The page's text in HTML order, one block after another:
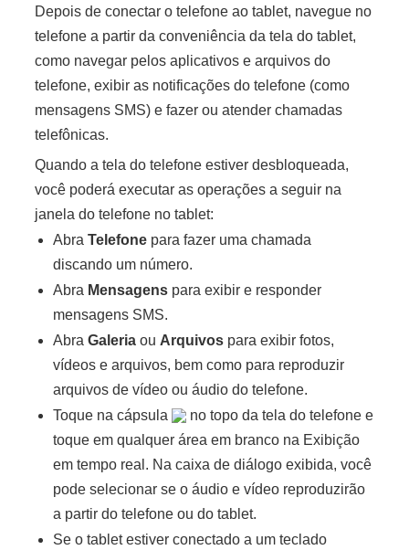
Depois de conectar o telefone ao tablet, navegue no
telefone a partir da conveniência da tela do tablet,
como navegar pelos aplicativos e arquivos do
telefone, exibir as notificações do telefone (como
mensagens SMS) e fazer ou atender chamadas
telefônicas.
Quando a tela do telefone estiver desbloqueada,
você poderá executar as operações a seguir na
janela do telefone no tablet:
AbraTelefone para fazer uma chamada
discando um número.
Abra Mensagens para exibir e responder
mensagens SMS.
AbraGaleria ou Arquivos para exibir fotos,
vídeos e arquivos, bem como para reproduzir
arquivos de vídeo ou áudio do telefone.
Toque na cápsula
no topo da tela do telefone e
toque em qualquer área em branco na Exibição
em tempo real. Na caixa de diálogo exibida, você
pode selecionar se o áudio e vídeo reproduzirão
a partir do telefone ou do tablet.
Se o tablet estiver conectado a um teclado